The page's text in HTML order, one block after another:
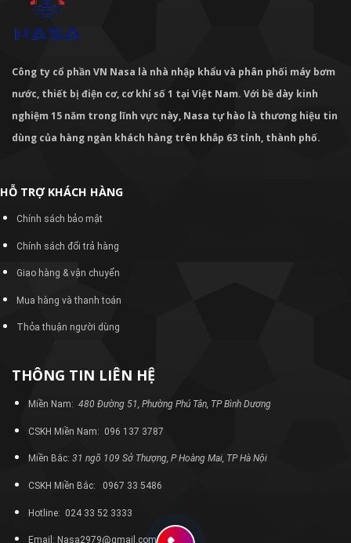
Công ty cổ phần VN Nasa là nhà nhập khẩu và phân phối máy bơm
nước, thiết bị điện cơ, cơ khí số 1 tại Việt Nam. Với bề dày kinh
nghiệm 15 năm trong lĩnh vực này, Nasa tự hào là thương hiệu tin
dùng của hàng ngàn khách hàng trên khắp 63 tỉnh, thành phố.
HỖ TRỢ KHÁCH HÀNG
Chính sách bảo mật
Chính sách đổi trả hàng
Giao hàng & vận chuyển
Mua hàng và thanh toán
Thỏa thuận người dùng
THÔNG TIN LIÊN HỆ
Miền Nam: 480 Đường 51, Phường Phú Tân, TP Bình Dương
CSKH Miền Nam: 096 137 3787
Miền Bắc: 31 ngõ 109 Sở Thượng, P Hoàng Mai, TP Hà Nội
CSKH Miền Bắc: 0967 33 5486
Hotline: 024 33 52 3333
Email: Nasa2979@gmail.com